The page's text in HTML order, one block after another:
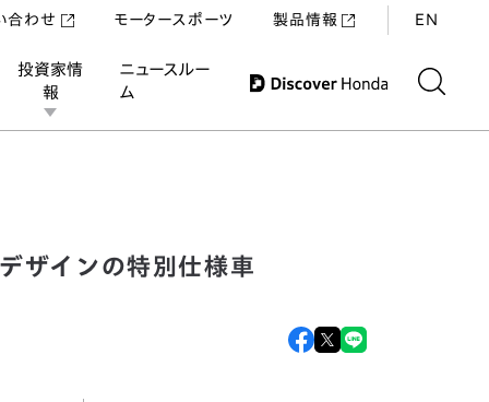
投資家情
報
ニュースルー
ム
合わせ モータースポーツ 製品情報 EN
「BLACK STYLE（ブラックスタイル）」を設定し同時発売
ザインの特別仕様車